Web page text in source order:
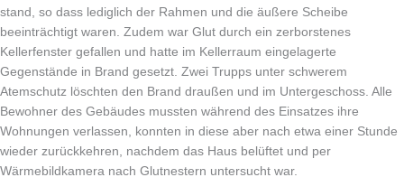
stand, so dass lediglich der Rahmen und die äußere Scheibe
beeinträchtigt waren. Zudem war Glut durch ein zerborstenes
Kellerfenster gefallen und hatte im Kellerraum eingelagerte
Gegenstände in Brand gesetzt. Zwei Trupps unter schwerem
Atemschutz löschten den Brand draußen und im Untergeschoss. Alle
Bewohner des Gebäudes mussten während des Einsatzes ihre
Wohnungen verlassen, konnten in diese aber nach etwa einer Stunde
wieder zurückkehren, nachdem das Haus belüftet und per
Wärmebildkamera nach Glutnestern untersucht war.